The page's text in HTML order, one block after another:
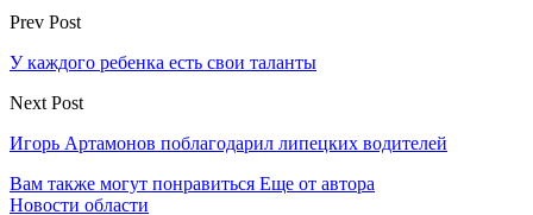
Prev Post
У каждого ребенка есть свои таланты
Next Post
Игорь Артамонов поблагодарил липецких водителей
Вам также могут понравиться Еще от автора
Новости области